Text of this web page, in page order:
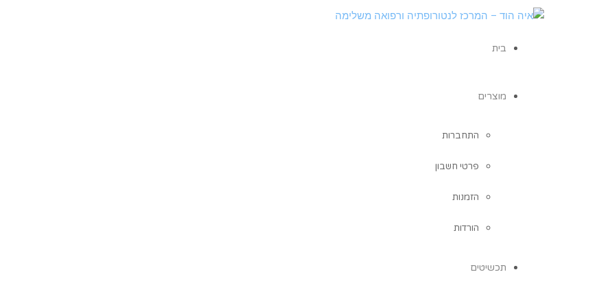
בית
מוצרים
התחברות
פרטי חשבון
הזמנות
הורדות
תכשיטים